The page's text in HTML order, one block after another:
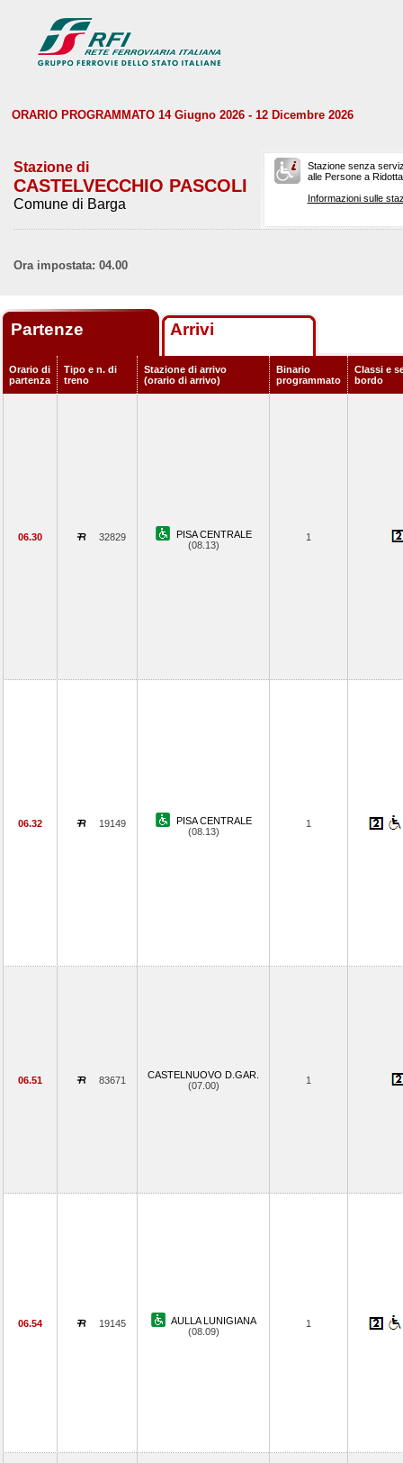
ORARIO PROGRAMMATO 14 Giugno 2026 - 12 Dicembre 2026
Stazione di
CASTELVECCHIO PASCOLI
Comune di Barga
Stazione senza
alle Persone a
Informazioni sulle
Ora impostata: 04.00
Partenze Arrivi
Orario di
partenza
Tipo e n. di
treno
Stazione di arrivo
(orario di arrivo)
Binario
programmato
Classi e
bordo
06.30 32829
PISA CENTRALE
(08.13)
1
06.32 19149
PISA CENTRALE
(08.13)
1
06.51 83671
CASTELNUOVO D.GAR.
(07.00)
1
06.54 19145
AULLA LUNIGIANA
(08.09)
1